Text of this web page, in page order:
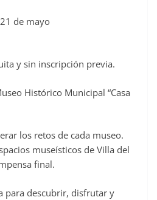
de mayo
y sin inscripción previa.
Histórico Municipal “Casa
los retos de cada museo.
museísticos de Villa del
final.
para descubrir, disfrutar y